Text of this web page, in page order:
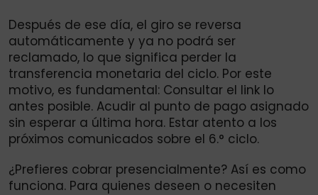
Después de ese día, el giro se reversa
automáticamente y ya no podrá ser
reclamado, lo que significa perder la
transferencia monetaria del ciclo. Por este
motivo, es fundamental: Consultar el link lo
antes posible. Acudir al punto de pago asignado
sin esperar a última hora. Estar atento a los
próximos comunicados sobre el 6.° ciclo.
¿Prefieres cobrar presencialmente? Así es como
funciona. Para quienes deseen o necesiten